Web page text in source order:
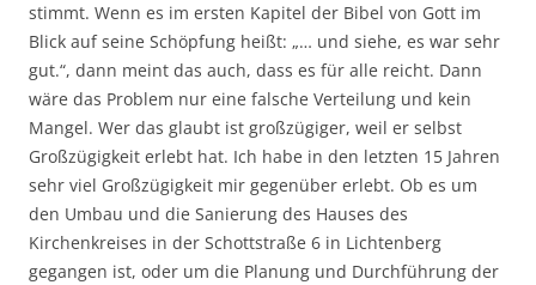
stimmt. Wenn es im ersten Kapitel der Bibel von Gott im
Blick auf seine Schöpfung heißt: „… und siehe, es war sehr
gut.“, dann meint das auch, dass es für alle reicht. Dann
wäre das Problem nur eine falsche Verteilung und kein
Mangel. Wer das glaubt ist großzügiger, weil er selbst
Großzügigkeit erlebt hat. Ich habe in den letzten 15 Jahren
sehr viel Großzügigkeit mir gegenüber erlebt. Ob es um
den Umbau und die Sanierung des Hauses des
Kirchenkreises in der Schottstraße 6 in Lichtenberg
gegangen ist, oder um die Planung und Durchführung der